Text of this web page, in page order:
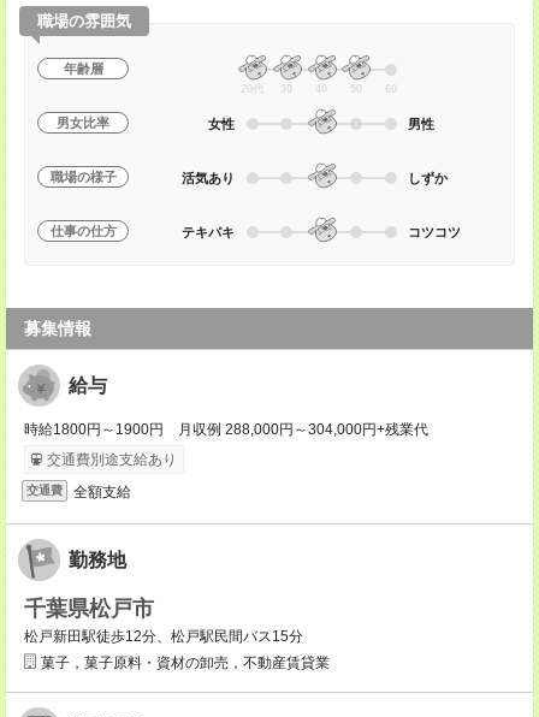
職場の雰囲気
年齢層
20代 30 40 50 60
男女比率 女性 男性
職場の様子 活気あり しずか
仕事の仕方 テキパキ コツコツ
募集情報
給与
時給1800円～1900円 月収例 288,000円～304,000円+残業代
交通費別途支給あり
交通費 全額支給
勤務地
千葉県松戸市
松戸新田駅徒歩12分、松戸駅民間バス15分
菓子，菓子原料・資材の卸売，不動産賃貸業